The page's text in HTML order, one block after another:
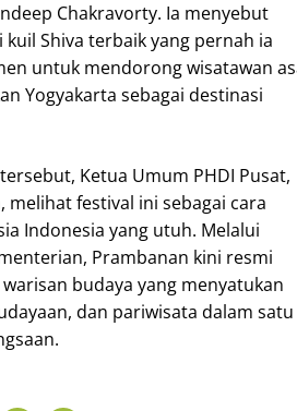
Chakravorty. Ia menyebut
kuil Shiva terbaik yang pernah ia
untuk mendorong wisatawan
Yogyakarta sebagai destinasi
Ketua Umum PHDI Pusat,
melihat festival ini sebagai cara
Indonesia yang utuh. Melalui
Prambanan kini resmi
budaya yang menyatukan
dan pariwisata dalam satu